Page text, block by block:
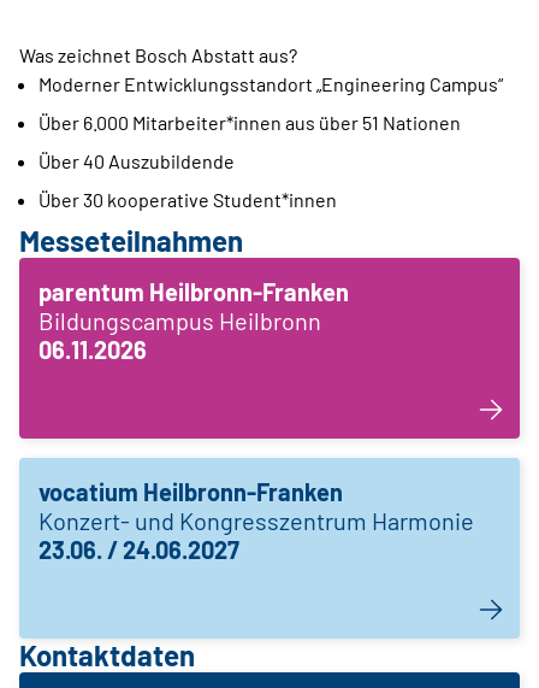
Was zeichnet Bosch Abstatt aus?
Moderner Entwicklungsstandort „Engineering Campus“
Über 6.000 Mitarbeiter*innen aus über 51 Nationen
Über 40 Auszubildende
Über 30 kooperative Student*innen
Messeteilnahmen
parentum Heilbronn-Franken
Bildungscampus Heilbronn
06.11.2026
vocatium Heilbronn-Franken
Konzert- und Kongresszentrum Harmonie
23.06. / 24.06.2027
Kontaktdaten